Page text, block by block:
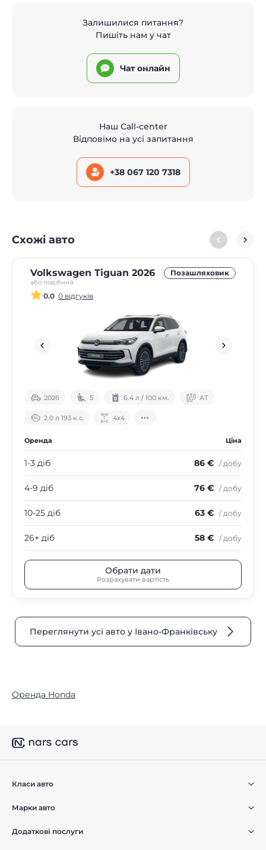
Залишилися питання?
Пишіть нам у чат
Чат онлайн
Наш Call-center
Відповімо на усі запитання
+38 067 120 7318
Схожі авто
Volkswagen Tiguan 2026
або подібний
Позашляховик
0.0 0 відгуків
2026 5 6.4 л / 100 км. АТ
2.0 л 193 к.с. 4х4
Оренда Ціна
1-3 діб 86 € / добу
4-9 діб 76 € / добу
10-25 діб 63 € / добу
26+ діб 58 € / добу
Обрати дати
Розрахувати вартість
Переглянути усі авто у Івано-Франківську
Оренда Honda
Класи авто
Марки авто
Додаткові послуги